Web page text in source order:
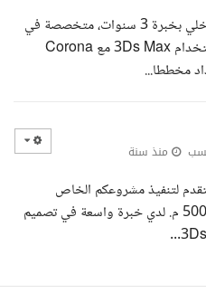
مرحبا م. لميس أنا مهندسة تصميم داخلي بخبرة 3 سنوات، متخصصة في
المشاريع السكنية الحديثة. أعمل باستخدام 3Ds Max مع Corona
منذ سنة
لتنفيذ مشروعكم الخاص
بتصميم داخلي مودرن لفيلا بمساحة 500 م. لدي خبرة واسعة في تصميم